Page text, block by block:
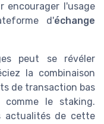
encourager l'usage
d'échange
peut se révéler
la combinaison
de transaction bas
le staking.
actualités de cette